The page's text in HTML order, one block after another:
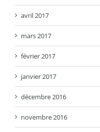
avril 2017
mars 2017
février 2017
janvier 2017
décembre 2016
novembre 2016